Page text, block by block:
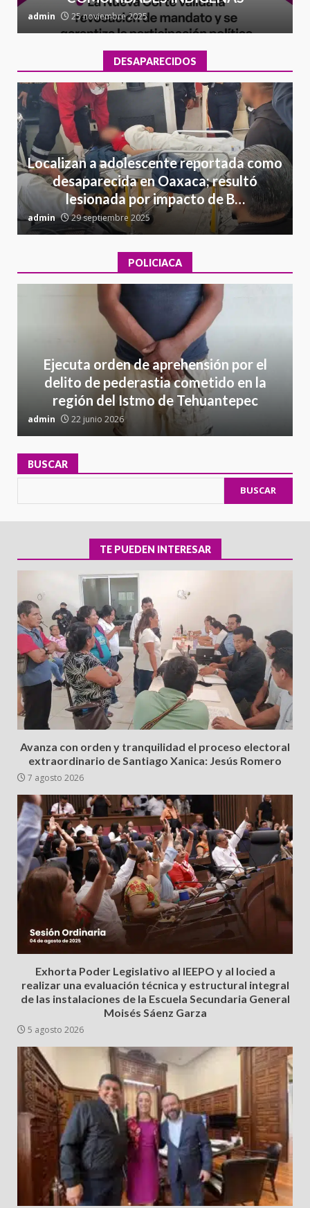
admin 25 noviembre 2025
DESAPARECIDOS
Localizan a adolescente reportada como
desaparecida en Oaxaca; resultó
lesionada por impacto de B…
admin 29 septiembre 2025
POLICIACA
Ejecuta orden de aprehensión por el
delito de pederastia cometido en la
región del Istmo de Tehuantepec
admin 22 junio 2026
BUSCAR
BUSCAR
TE PUEDEN INTERESAR
Avanza con orden y tranquilidad el proceso electoral
extraordinario de Santiago Xanica: Jesús Romero
7 agosto 2026
Exhorta Poder Legislativo al IEEPO y al Iocied a
realizar una evaluación técnica y estructural integral
de las instalaciones de la Escuela Secundaria General
Moisés Sáenz Garza
5 agosto 2026